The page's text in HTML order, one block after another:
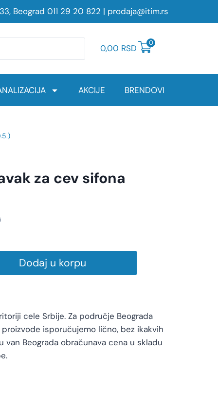
Beograd 011 29 20 822 | prodaja@itim.rs
0,00 RSD
0
AKCIJE BRENDOVI
za cev sifona
Dodaj u korpu
cele Srbije. Za područje Beograda
isporučujemo lično, bez ikakvih
van Beograda obračunava cena u skladu